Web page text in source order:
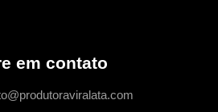
em contato